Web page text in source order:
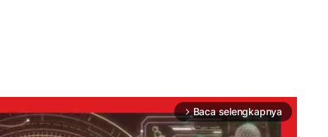
arrow_forward_ios Baca selengkapnya